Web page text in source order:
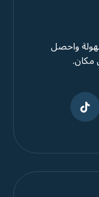
واحصل